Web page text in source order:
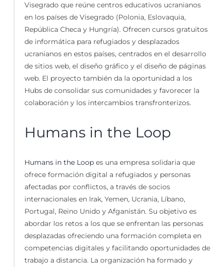
Visegrado que reúne centros educativos ucranianos
en los países de Visegrado (Polonia, Eslovaquia,
República Checa y Hungría). Ofrecen cursos gratuitos
de informática para refugiados y desplazados
ucranianos en estos países, centrados en el desarrollo
de sitios web, el diseño gráfico y el diseño de páginas
web. El proyecto también da la oportunidad a los
Hubs de consolidar sus comunidades y favorecer la
colaboración y los intercambios transfronterizos.
Humans in the Loop
Humans in the Loop es una empresa solidaria que
ofrece formación digital a refugiados y personas
afectadas por conflictos, a través de socios
internacionales en Irak, Yemen, Ucrania, Líbano,
Portugal, Reino Unido y Afganistán. Su objetivo es
abordar los retos a los que se enfrentan las personas
desplazadas ofreciendo una formación completa en
competencias digitales y facilitando oportunidades de
trabajo a distancia. La organización ha formado y